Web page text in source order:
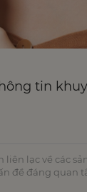
tin
lạc về các
đề đáng quan